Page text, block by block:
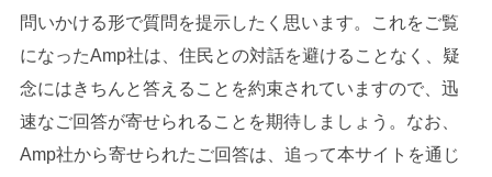
問いかける形で質問を提示したく思います。これをご覧
になったAmp社は、住民との対話を避けることなく、疑
念にはきちんと答えることを約束されていますので、迅
速なご回答が寄せられることを期待しましょう。なお、
Amp社から寄せられたご回答は、追って本サイトを通じ